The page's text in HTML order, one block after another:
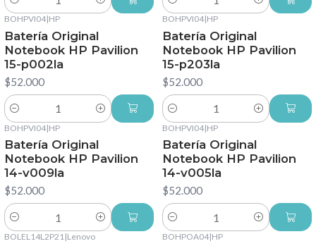
Cantidad Cantidad
BOHPVI04|HP
Batería Original
Notebook HP Pavilion
15-p002la
$52.000
Cantidad
BOHPVI04|HP
Batería Original
Notebook HP Pavilion
15-p203la
$52.000
Cantidad
BOHPVI04|HP
Batería Original
Notebook HP Pavilion
14-v009la
$52.000
Cantidad
BOHPVI04|HP
Batería Original
Notebook HP Pavilion
14-v005la
$52.000
Cantidad
BOLEL14L2P21|Lenovo BOHPOA04|HP